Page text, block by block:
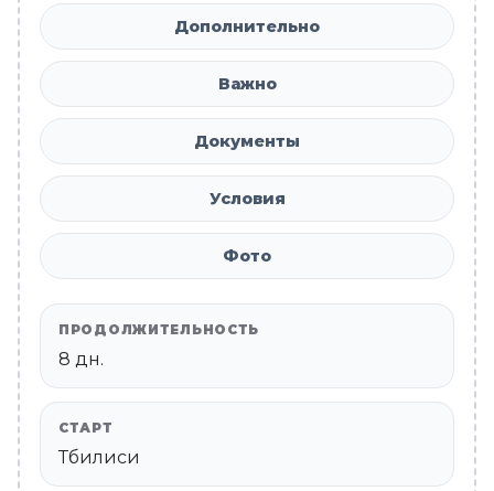
Дополнительно
Важно
Документы
Условия
Фото
ПРОДОЛЖИТЕЛЬНОСТЬ
8 дн.
СТАРТ
Тбилиси